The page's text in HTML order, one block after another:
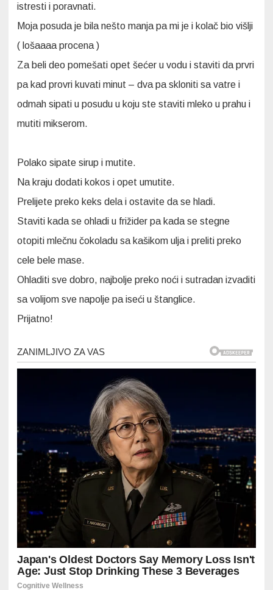
istresti i poravnati.
Moja posuda je bila nešto manja pa mi je i kolač bio višlji
( lošaaaa procena )
Za beli deo pomešati opet šećer u vodu i staviti da prvri
pa kad provri kuvati minut – dva pa skloniti sa vatre i
odmah sipati u posudu u koju ste staviti mleko u prahu i
mutiti mikserom.
Polako sipate sirup i mutite.
Na kraju dodati kokos i opet umutite.
Prelijete preko keks dela i ostavite da se hladi.
Staviti kada se ohladi u frižider pa kada se stegne
otopiti mlečnu čokoladu sa kašikom ulja i preliti preko
cele bele mase.
Ohladiti sve dobro, najbolje preko noći i sutradan izvaditi
sa volijom sve napolje pa iseći u štanglice.
Prijatno!